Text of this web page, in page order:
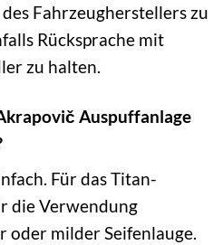
Fahrzeugherstellers zu
Rücksprache mit
zu halten.
Auspuffanlage
Für das Titan-
die Verwendung
oder milder Seifenlauge.